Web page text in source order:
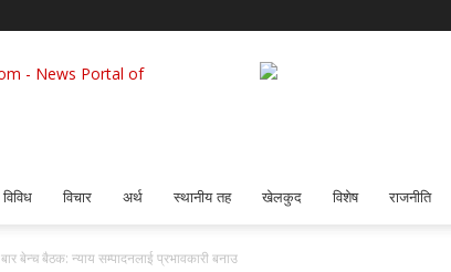
विविध विचार अर्थ स्थानीय तह खेलकुद विशेष राजनीति
बार बेन्च बैठक: न्याय सम्पादनलाई प्रभावकारी बनाउ